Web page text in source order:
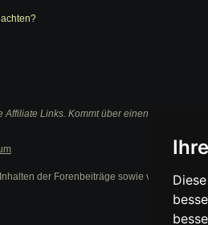
Links. Kommt über einen solchen
der Forenbeiträge sowie verlinkter